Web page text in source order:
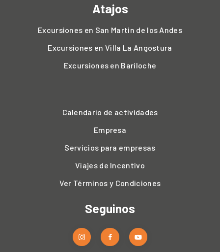
Atajos
Excursiones en San Martin de los Andes
Excursiones en Villa La Angostura
Excursiones en Bariloche
Calendario de actividades
Empresa
Servicios para empresas
Viajes de Incentivo
Ver Términos y Condiciones
Seguinos